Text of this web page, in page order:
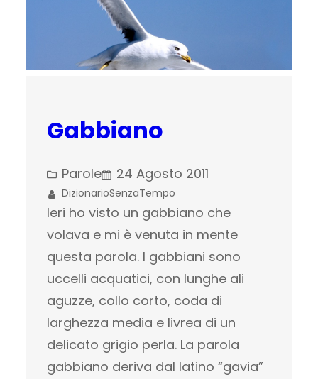
Gabbiano
Parole 24 Agosto 2011
DizionarioSenzaTempo
Ieri ho visto un gabbiano che
volava e mi è venuta in mente
questa parola. I gabbiani sono
uccelli acquatici, con lunghe ali
aguzze, collo corto, coda di
larghezza media e livrea di un
delicato grigio perla. La parola
gabbiano deriva dal latino “gavia”